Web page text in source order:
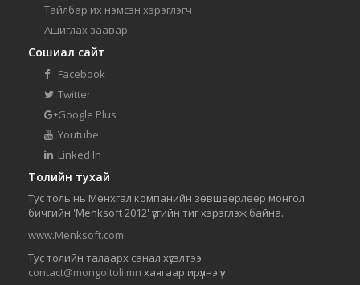
Тайлбар их нэмсэн хэрэглэгч
Ашиглах заавар
Сошиал сайт
Facebook
Twitter
Google Plus
Youtube
Linked In
Толийн тухай
Тус толь нь Мөнхгал компанийн зөвшөөрлөөр монгол
бичгийн 'Menksoft 2012' үсгийн тиг хэрэглэж байна.
www.Menksoft.com
Тус толийн талаарх санал хүсэлтээ
contact@mongoltoli.mn хаягаар ирүүлнэ үү.